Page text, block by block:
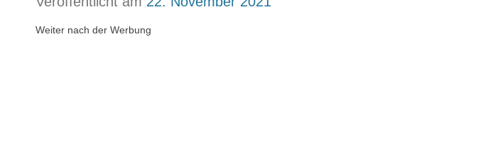
Weiter nach der Werbung